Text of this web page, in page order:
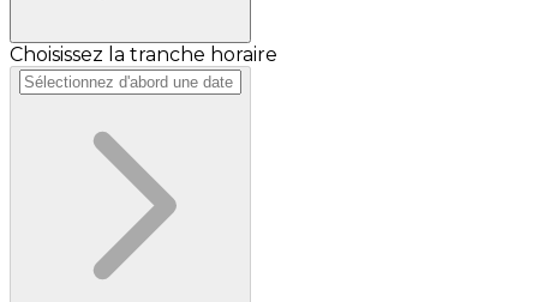
Choisissez la tranche horaire